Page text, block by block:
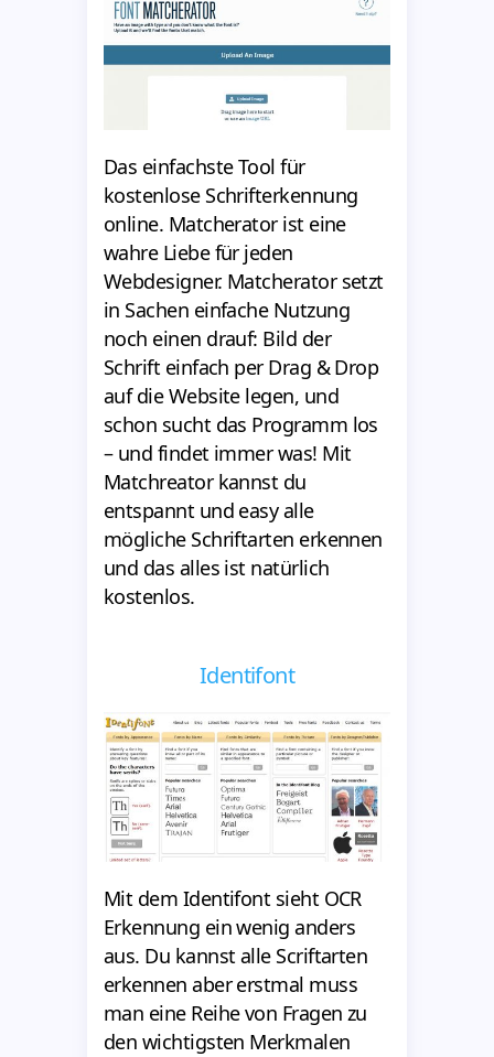
Das einfachste Tool für
kostenlose Schrifterkennung
online. Matcherator ist eine
wahre Liebe für jeden
Webdesigner. Matcherator setzt
in Sachen einfache Nutzung
noch einen drauf: Bild der
Schrift einfach per Drag & Drop
auf die Website legen, und
schon sucht das Programm los
– und findet immer was! Mit
Matchreator kannst du
entspannt und easy alle
mögliche Schriftarten erkennen
und das alles ist natürlich
kostenlos.
Identifont
Mit dem Identifont sieht OCR
Erkennung ein wenig anders
aus. Du kannst alle Scriftarten
erkennen aber erstmal muss
man eine Reihe von Fragen zu
den wichtigsten Merkmalen